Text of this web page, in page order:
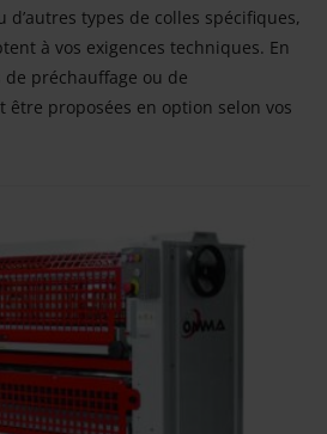
d’autres types de colles spécifiques,
à vos exigences techniques. En
préchauffage ou de
proposées en option selon vos